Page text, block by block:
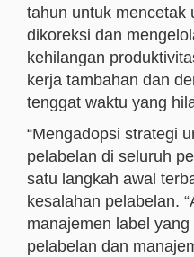
tahun untuk mencetak
dikoreksi dan
kehilangan
kerja tambahan dan
tenggat waktu yang
“Mengadopsi strategi
pelabelan di seluruh
satu langkah awal
kesalahan pelabelan.
manajemen label
pelabelan dan